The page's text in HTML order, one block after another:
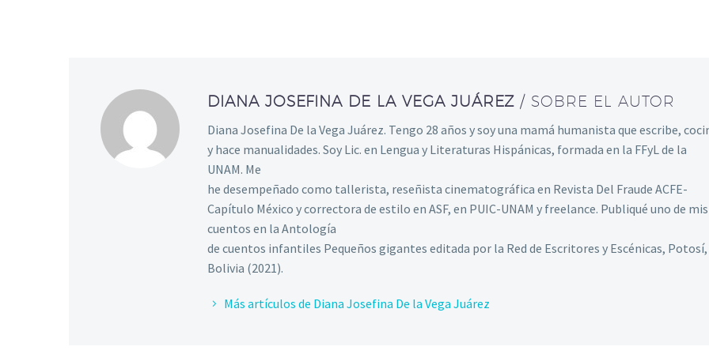
DIANA JOSEFINA DE LA VEGA JUÁREZ / SOBRE EL AUTOR
Diana Josefina De la Vega Juárez. Tengo 28 años y soy una mamá humanista que escribe,
y hace manualidades. Soy Lic. en Lengua y Literaturas Hispánicas, formada en la FFyL de la
UNAM. Me
he desempeñado como tallerista, reseñista cinematográfica en Revista Del Fraude ACFE-
Capítulo México y correctora de estilo en ASF, en PUIC-UNAM y freelance. Publiqué uno de mis
cuentos en la Antología
de cuentos infantiles Pequeños gigantes editada por la Red de Escritores y Escénicas, Potosí,
Bolivia (2021).
Más artículos de Diana Josefina De la Vega Juárez